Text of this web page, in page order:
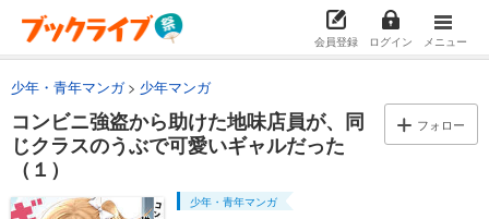
会員登録 ログイン メニュー
少年・青年マンガ 少年マンガ
コンビニ強盗から助けた地味店員が、同
じクラスのうぶで可愛いギャルだった
（１）
フォロー
少年・青年マンガ